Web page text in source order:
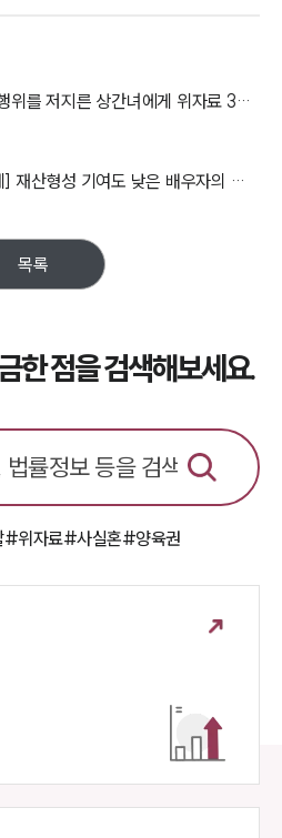
업무
위자료계산기
전문변호사
식/자료
론보도
지사항
블로그
률서식
률상담예약
[상간녀소송 성공사례] 부정행위를 저지른 상간녀에게 위자료 3000만 원을 받아냄
[이혼소송 재산분할 성공사례] 재산형성 기여도 낮은 배우자의 터무늬없는 재산분할 요구 기각함
목록
한 점을 검색해보세요.
#위자료#사실혼#양육권